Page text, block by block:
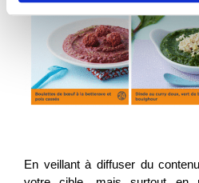
En veillant à diffuser du